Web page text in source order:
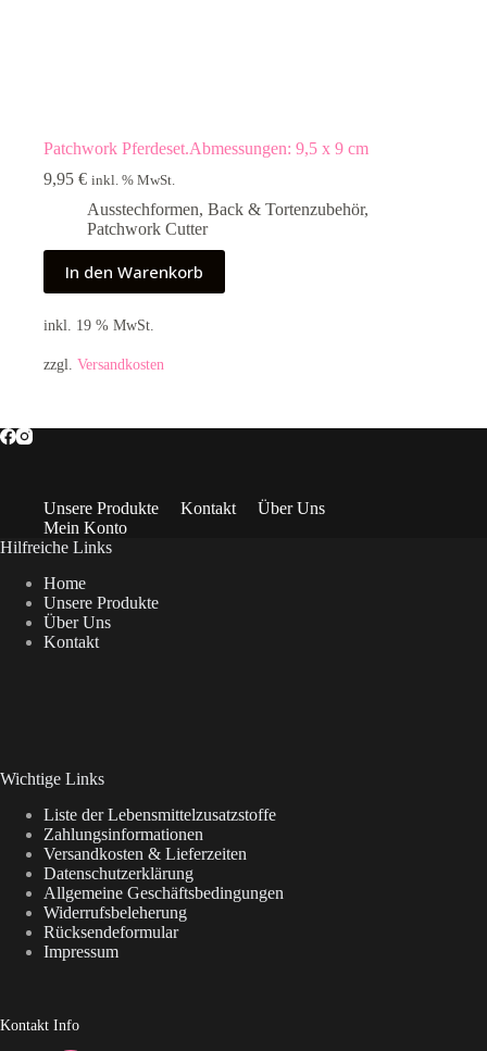
Patchwork Pferdeset.Abmessungen: 9,5 x 9 cm
9,95 € inkl. % MwSt.
Ausstechformen, Back & Tortenzubehör,
Patchwork Cutter
In den Warenkorb
inkl. 19 % MwSt.
zzgl. Versandkosten
Unsere Produkte Kontakt
Über Uns
Mein Konto
Hilfreiche Links
Home
Unsere Produkte
Über Uns
Kontakt
Wichtige Links
Liste der Lebensmittelzusatzstoffe
Zahlungsinformationen
Versandkosten & Lieferzeiten
Datenschutzerklärung
Allgemeine Geschäftsbedingungen
Widerrufsbeleherung
Rücksendeformular
Impressum
Kontakt Info